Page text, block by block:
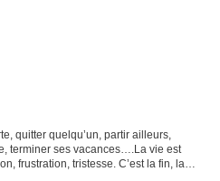
quitter quelqu’un, partir ailleurs,
terminer ses vacances….La vie est
frustration, tristesse. C’est la fin, la